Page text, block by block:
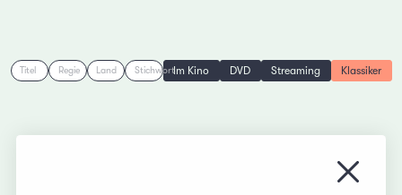
Titel Regie Land StichwortIm Kino DVD Streaming Klassiker
Menü